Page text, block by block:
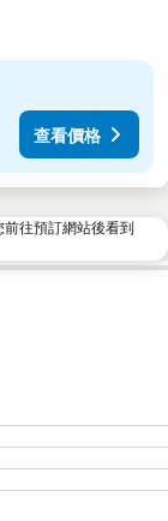
查看價格
往預訂網站後看到